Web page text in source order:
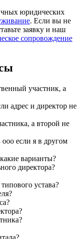
юридических
. Если вы не
заявку и наш
сопровождение
участник, а
адрес и директор не
а второй не
если я в другом
варианты?
директора?
устава?